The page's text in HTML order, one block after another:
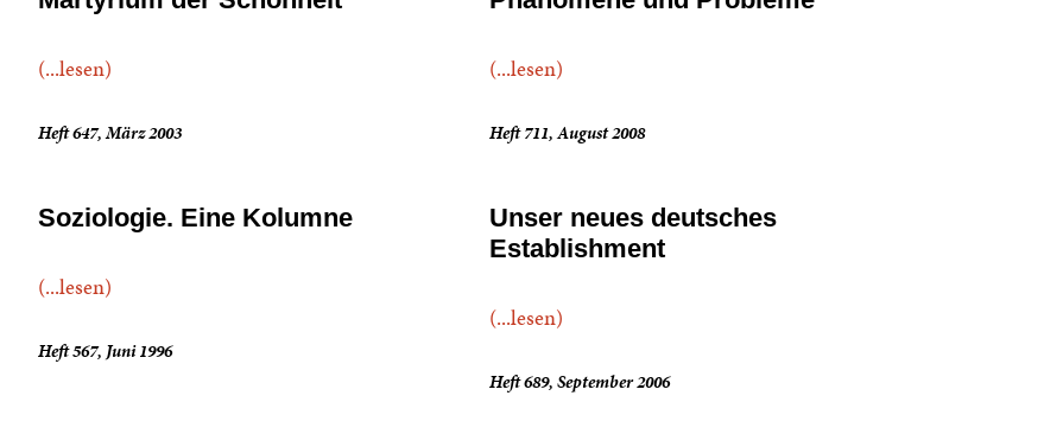
(...lesen)
Heft 647, März 2003
(...lesen)
Heft 711, August 2008
Soziologie. Eine Kolumne
(...lesen)
Heft 567, Juni 1996
Unser neues deutsches
Establishment
(...lesen)
Heft 689, September 2006